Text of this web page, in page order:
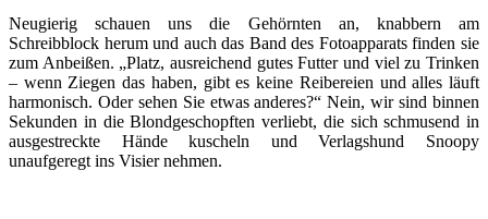
Neugierig schauen uns die Gehörnten an, knabbern am
Schreibblock herum und auch das Band des Fotoapparats finden sie
zum Anbeißen. „Platz, ausreichend gutes Futter und viel zu Trinken
– wenn Ziegen das haben, gibt es keine Reibereien und alles läuft
harmonisch. Oder sehen Sie etwas anderes?“ Nein, wir sind binnen
Sekunden in die Blondgeschopften verliebt, die sich schmusend in
ausgestreckte Hände kuscheln und Verlagshund Snoopy
unaufgeregt ins Visier nehmen.